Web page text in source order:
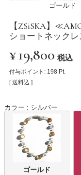
ゴールド
【ZSiSKA】
ショートネックレ
¥19,800 税込
付与ポイント: 198 Pt.
送料込
カラー シルバー
ゴールド